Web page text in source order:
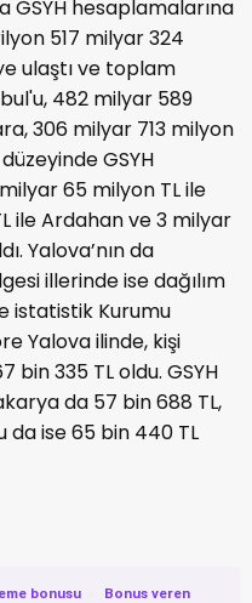
hesaplamalarına
517 milyar 324
ulaştı ve toplam
482 milyar 589
306 milyar 713 milyon
GSYH
65 milyon TL ile
ile Ardahan ve 3 milyar
Yalova’nın da
illerinde ise dağılım
istatistik Kurumu
Yalova ilinde, kişi
bin 335 TL oldu. GSYH
da 57 bin 688 TL,
da ise 65 bin 440 TL
bonusu ·
Bonus veren